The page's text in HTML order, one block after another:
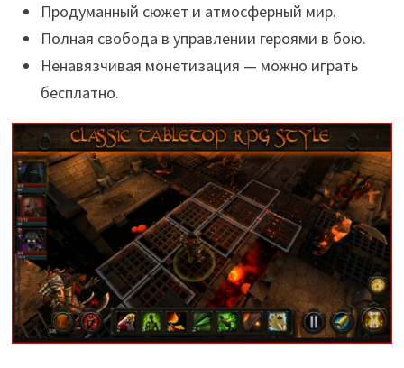
Продуманный сюжет и атмосферный мир.
Полная свобода в управлении героями в бою.
Ненавязчивая монетизация — можно играть
бесплатно.